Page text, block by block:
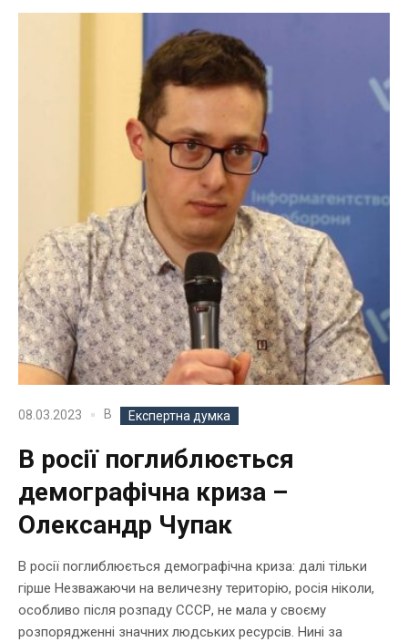
08.03.2023 В Експертна думка
В росії поглиблюється
демографічна криза –
Олександр Чупак
В росії поглиблюється демографічна криза: далі тільки
гірше Незважаючи на величезну територію, росія ніколи,
особливо після розпаду СССР, не мала у своєму
розпорядженні значних людських ресурсів. Нині за